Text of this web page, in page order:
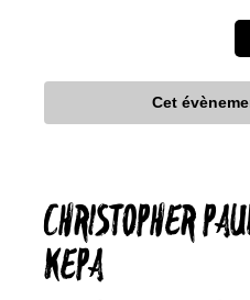
Cet
CHRISTOPHER
KEPA